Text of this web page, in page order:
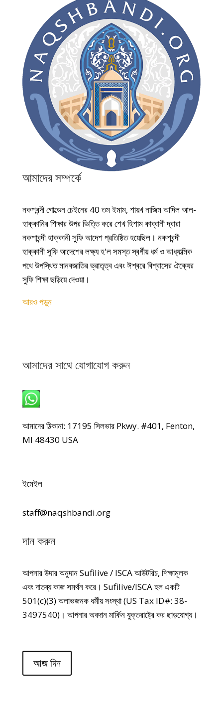
আমাদের সম্পর্কে
নকশবন্দী গোল্ডেন চেইনের 40 তম ইমাম, শায়খ নাজিম আদিল আল-
হাক্কানির শিক্ষার উপর ভিত্তি করে শেখ হিশাম কাব্বানী দ্বারা
নকশাবন্দী হাক্কানী সুফি আদেশ প্রতিষ্ঠিত হয়েছিল। নকশবন্দী
হাক্কানী সুফি আদেশের লক্ষ্য হ'ল সমস্ত স্বর্গীয় ধর্ম ও আধ্যাত্মিক
পথে উপস্থিত মানবজাতির ভ্রাতৃত্ব এবং ঈশ্বরে বিশ্বাসের ঐক্যের
সুফি শিক্ষা ছড়িয়ে দেওয়া।
আরও পড়ুন
আমাদের সাথে যোগাযোগ করুন
হোয়াটসঅ্যাপ: +1 240-499-5704
আমাদের ঠিকানা: 17195 সিলভার Pkwy. #401, Fenton,
MI 48430 USA
ইমেইল
staff@naqshbandi.org
দান করুন
আপনার উদার অনুদান Sufilive / ISCA আউটরিচ, শিক্ষামূলক
এবং দাতব্য কাজ সমর্থন করে। Sufilive/ISCA হল একটি
501(c)(3) অলাভজনক ধর্মীয় সংস্থা (US Tax ID#: 38-
3497540)। আপনার অবদান মার্কিন যুক্তরাষ্ট্রে কর ছাড়যোগ্য।
আজ দিন